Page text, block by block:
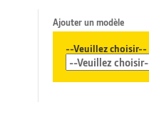
Ajouter un modèle
--Veuillez choisir--